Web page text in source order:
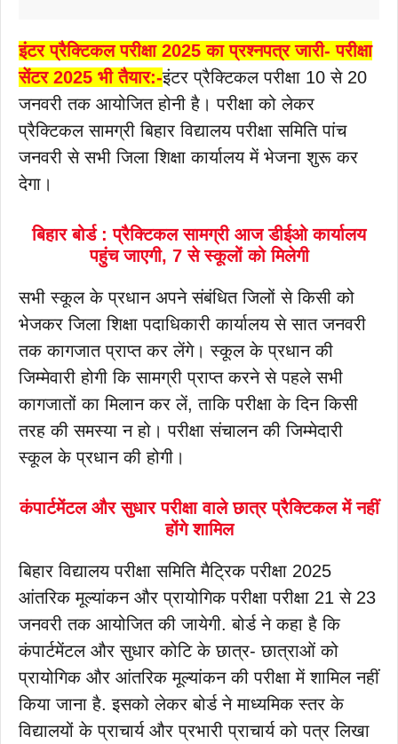
इंटर प्रैक्टिकल परीक्षा 2025 का प्रश्नपत्र जारी- परीक्षा
सेंटर 2025 भी तैयार:-इंटर प्रैक्टिकल परीक्षा 10 से 20
जनवरी तक आयोजित होनी है। परीक्षा को लेकर
प्रैक्टिकल सामग्री बिहार विद्यालय परीक्षा समिति पांच
जनवरी से सभी जिला शिक्षा कार्यालय में भेजना शुरू कर
देगा।
बिहार बोर्ड : प्रैक्टिकल सामग्री आज डीईओ कार्यालय
पहुंच जाएगी, 7 से स्कूलों को मिलेगी
सभी स्कूल के प्रधान अपने संबंधित जिलों से किसी को
भेजकर जिला शिक्षा पदाधिकारी कार्यालय से सात जनवरी
तक कागजात प्राप्त कर लेंगे। स्कूल के प्रधान की
जिम्मेवारी होगी कि सामग्री प्राप्त करने से पहले सभी
कागजातों का मिलान कर लें, ताकि परीक्षा के दिन किसी
तरह की समस्या न हो। परीक्षा संचालन की जिम्मेदारी
स्कूल के प्रधान की होगी।
कंपार्टमेंटल और सुधार परीक्षा वाले छात्र प्रैक्टिकल में नहीं
होंगे शामिल
बिहार विद्यालय परीक्षा समिति मैट्रिक परीक्षा 2025
आंतरिक मूल्यांकन और प्रायोगिक परीक्षा परीक्षा 21 से 23
जनवरी तक आयोजित की जायेगी. बोर्ड ने कहा है कि
कंपार्टमेंटल और सुधार कोटि के छात्र- छात्राओं को
प्रायोगिक और आंतरिक मूल्यांकन की परीक्षा में शामिल नहीं
किया जाना है. इसको लेकर बोर्ड ने माध्यमिक स्तर के
विद्यालयों के प्राचार्य और प्रभारी प्राचार्य को पत्र लिखा